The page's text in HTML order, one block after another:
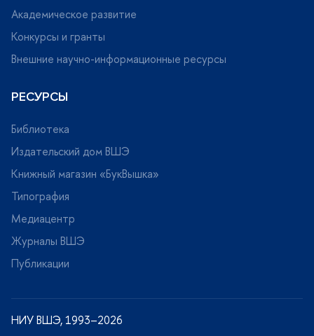
Академическое развитие
Конкурсы и гранты
нешние научно-информационные ресурсы
РЕСУРСЫ
Библиотека
Издательский дом ВШЭ
Книжный магазин «БукВышка»
Типография
Медиацентр
Журналы ВШЭ
Публикации
НИУ ВШЭ, 1993–2026